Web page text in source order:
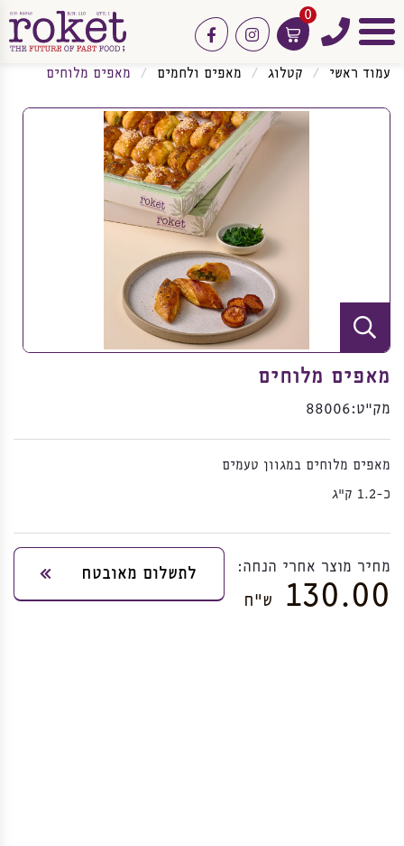
תפריט
טלפון
0
instagram
facebook
עמוד ראשי קטלוג מאפים ולחמים מאפים מלוחים
מאפים מלוחים
מק”ט:88006
מאפים מלוחים במגוון טעמים
כ-1.2 ק"ג
מחיר מוצר אחרי הנחה:
130.00 ש”ח
לתשלום מאובטח